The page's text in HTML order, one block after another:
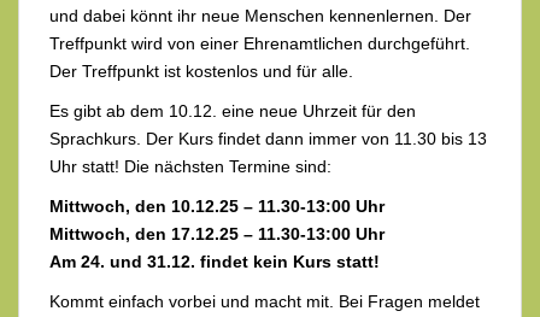
und dabei könnt ihr neue Menschen kennenlernen. Der
Treffpunkt wird von einer Ehrenamtlichen durchgeführt.
Der Treffpunkt ist kostenlos und für alle.
Es gibt ab dem 10.12. eine neue Uhrzeit für den
Sprachkurs. Der Kurs findet dann immer von 11.30 bis 13
Uhr statt! Die nächsten Termine sind:
Mittwoch, den 10.12.25 – 11.30-13:00 Uhr
Mittwoch, den 17.12.25 – 11.30-13:00 Uhr
Am 24. und 31.12. findet kein Kurs statt!
Kommt einfach vorbei und macht mit. Bei Fragen meldet